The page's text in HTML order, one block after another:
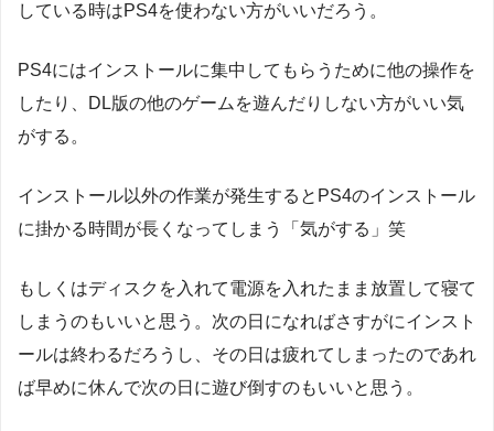
している時はPS4を使わない方がいいだろう。
PS4にはインストールに集中してもらうために他の操作を
したり、DL版の他のゲームを遊んだりしない方がいい気
がする。
インストール以外の作業が発生するとPS4のインストール
に掛かる時間が長くなってしまう「気がする」笑
もしくはディスクを入れて電源を入れたまま放置して寝て
しまうのもいいと思う。次の日になればさすがにインスト
ールは終わるだろうし、その日は疲れてしまったのであれ
ば早めに休んで次の日に遊び倒すのもいいと思う。